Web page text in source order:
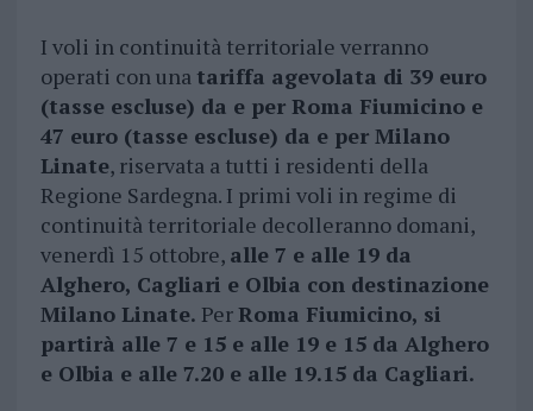
I voli in continuità territoriale verranno
operati con una tariffa agevolata di 39 euro
(tasse escluse) da e per Roma Fiumicino e
47 euro (tasse escluse) da e per Milano
Linate, riservata a tutti i residenti della
Regione Sardegna. I primi voli in regime di
continuità territoriale decolleranno domani,
venerdì 15 ottobre, alle 7 e alle 19 da
Alghero, Cagliari e Olbia con destinazione
Milano Linate. PerRoma Fiumicino, si
partirà alle 7 e 15 e alle 19 e 15 da Alghero
e Olbia e alle 7.20 e alle 19.15 da Cagliari.